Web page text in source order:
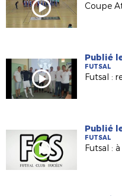
Publié
FUTSAL
Publié
FUTSAL